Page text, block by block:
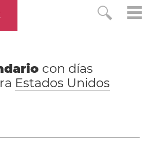
con días
Estados Unidos